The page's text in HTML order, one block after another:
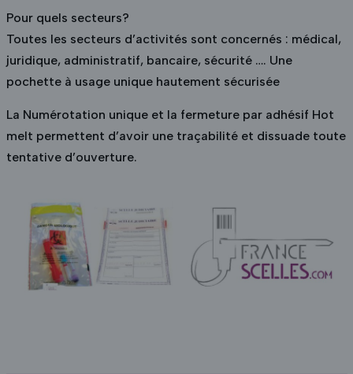
Pour quels secteurs?
Toutes les secteurs d’activités sont concernés : médical,
juridique, administratif, bancaire, sécurité …. Une
pochette à usage unique hautement sécurisée
La Numérotation unique et la fermeture par adhésif Hot
melt permettent d’avoir une traçabilité et dissuade toute
tentative d’ouverture.